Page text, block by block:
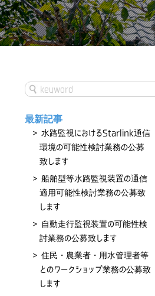
最新記事
水路監視におけるStarlink通信
環境の可能性検討業務の公募
致します
船舶型等水路監視装置の通信
適用可能性検討業務の公募致
します
自動走行監視装置の可能性検
討業務の公募致します
住民・農業者・用水管理者等
とのワークショップ業務の公募致
します